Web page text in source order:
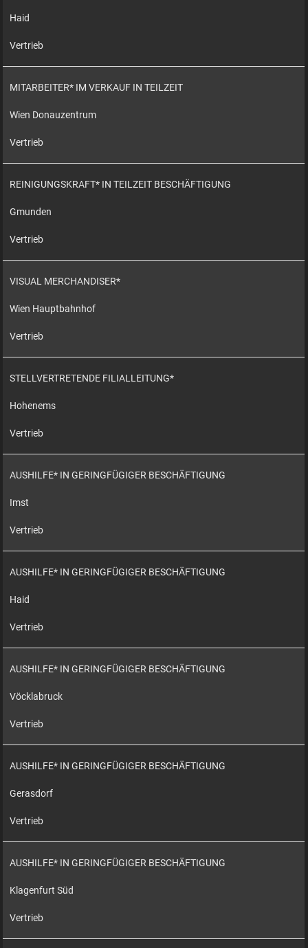
Haid
Vertrieb
MITARBEITER* IM VERKAUF IN TEILZEIT
Wien Donauzentrum
Vertrieb
REINIGUNGSKRAFT* IN TEILZEIT BESCHÄFTIGUNG
Gmunden
Vertrieb
VISUAL MERCHANDISER*
Wien Hauptbahnhof
Vertrieb
STELLVERTRETENDE FILIALLEITUNG*
Hohenems
Vertrieb
AUSHILFE* IN GERINGFÜGIGER BESCHÄFTIGUNG
Imst
Vertrieb
AUSHILFE* IN GERINGFÜGIGER BESCHÄFTIGUNG
Haid
Vertrieb
AUSHILFE* IN GERINGFÜGIGER BESCHÄFTIGUNG
Vöcklabruck
Vertrieb
AUSHILFE* IN GERINGFÜGIGER BESCHÄFTIGUNG
Gerasdorf
Vertrieb
AUSHILFE* IN GERINGFÜGIGER BESCHÄFTIGUNG
Klagenfurt Süd
Vertrieb